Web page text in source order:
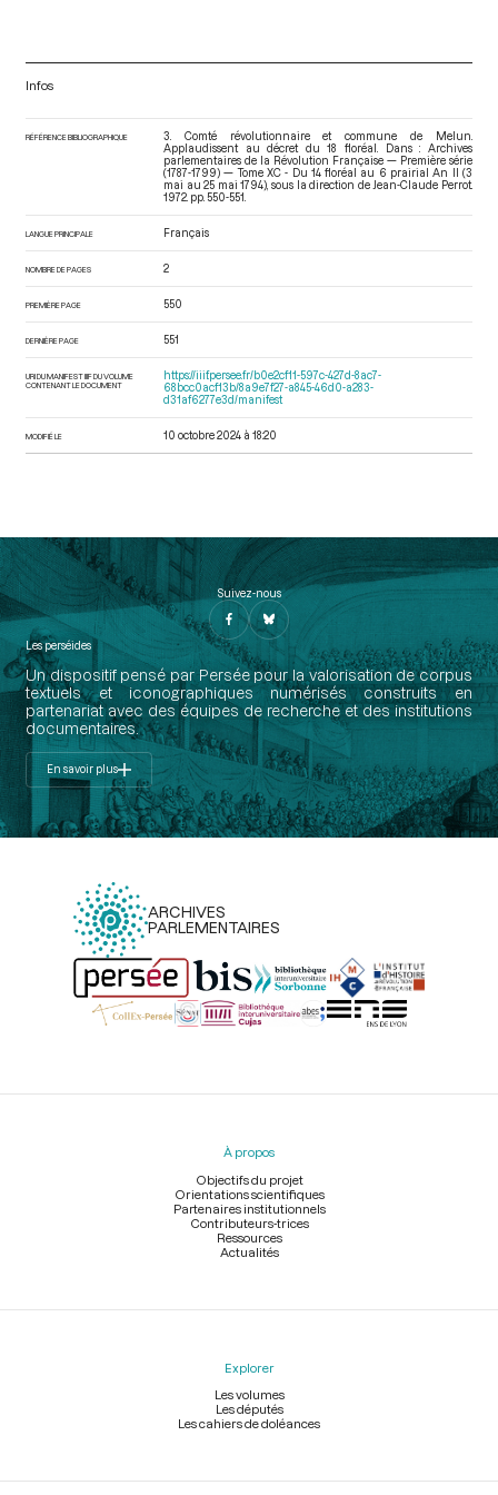
Infos
RÉFÉRENCE BIBLIOGRAPHIQUE
3. Comté révolutionnaire et commune de Melun.
Applaudissent au décret du 18 floréal. Dans : Archives
parlementaires de la Révolution Française — Première série
(1787-1799) — Tome XC - Du 14 floréal au 6 prairial An II (3
mai au 25 mai 1794) , sous la direction de Jean-Claude Perrot.
1972. pp. 550-551.
LANGUE PRINCIPALE Français
NOMBRE DE PAGES 2
PREMIÈRE PAGE 550
DERNIÈRE PAGE 551
URI DU MANIFEST IIIF DU VOLUME
CONTENANT LE DOCUMENT
https://iiif.persee.fr/b0e2cf11-597c-427d-8ac7-
68bcc0acf13b/8a9e7f27-a845-46d0-a283-
d31af6277e3d/manifest
MODIFIÉ LE 10 octobre 2024 à 18:20
Suivez-nous
Les perséides
Un dispositif pensé par Persée pour la valorisation de corpus
textuels et iconographiques numérisés construits en
partenariat avec des équipes de recherche et des institutions
documentaires.
En savoir plus
ARCHIVES
PARLEMENTAIRES
Menu
À propos
Objectifs du projet
Orientations scientifiques
Partenaires institutionnels
Contributeurs-trices
Ressources
Actualités
Explorer
Les volumes
Les députés
Les cahiers de doléances